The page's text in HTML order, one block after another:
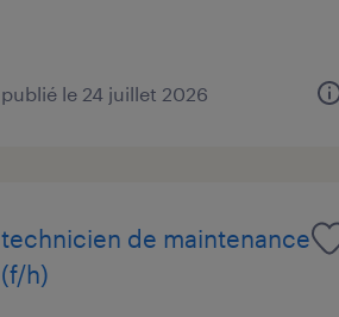
publié le 24 juillet 2026
technicien de maintenance
(f/h)